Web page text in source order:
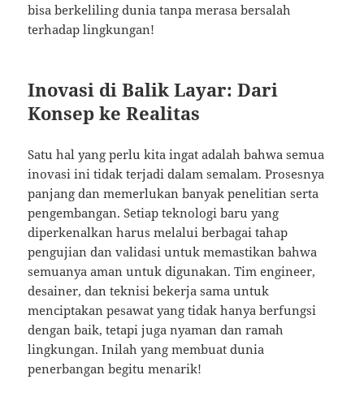
bisa berkeliling dunia tanpa merasa bersalah
terhadap lingkungan!
Inovasi di Balik Layar: Dari
Konsep ke Realitas
Satu hal yang perlu kita ingat adalah bahwa semua
inovasi ini tidak terjadi dalam semalam. Prosesnya
panjang dan memerlukan banyak penelitian serta
pengembangan. Setiap teknologi baru yang
diperkenalkan harus melalui berbagai tahap
pengujian dan validasi untuk memastikan bahwa
semuanya aman untuk digunakan. Tim engineer,
desainer, dan teknisi bekerja sama untuk
menciptakan pesawat yang tidak hanya berfungsi
dengan baik, tetapi juga nyaman dan ramah
lingkungan. Inilah yang membuat dunia
penerbangan begitu menarik!